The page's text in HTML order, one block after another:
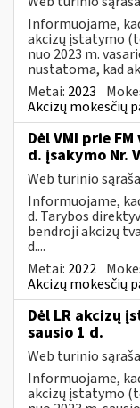
Informuojame,
akcizų įstatymo
nuo 2023 m.
nustatoma, kad
Metai: 2023
Akcizų mokesčių
Dėl VMI prie
d. įsakymo Nr.
Web turinio
Informuojame,
d. Tarybos
bendroji akcizų
d....
Metai: 2022
Akcizų mokesčių
Dėl LR akcizų
sausio 1 d.
Web turinio
Informuojame,
akcizų įstatymo